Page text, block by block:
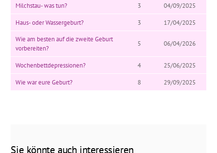
Milchstau- was tun? 3 04/09/2025
Haus- oder Wassergeburt? 3
17/04/2025
Wie am besten auf die zweite Geburt
vorbereiten?
5 06/04/2026
Wochenbettdepressionen? 4 25/06/2025
Wie war eure Geburt? 8 29/09/2025
Sie könnte auch interessieren